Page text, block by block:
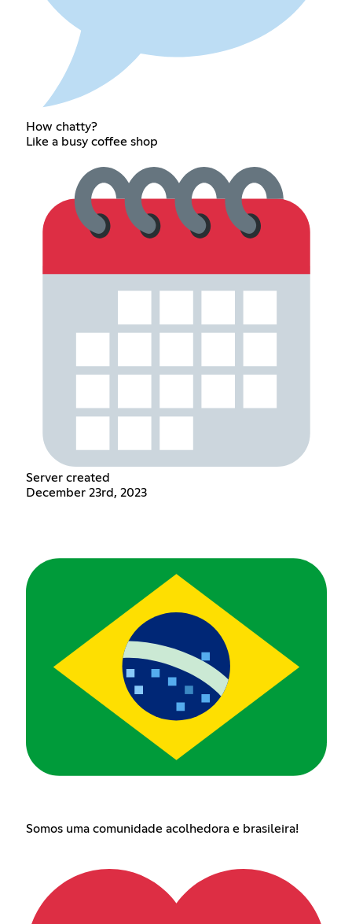
How chatty?
Like a busy coffee shop
Server created
December 23rd, 2023
Somos uma comunidade acolhedora e brasileira!